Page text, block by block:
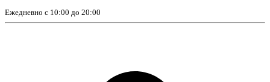
Ежедневно с 10:00 до 20:00